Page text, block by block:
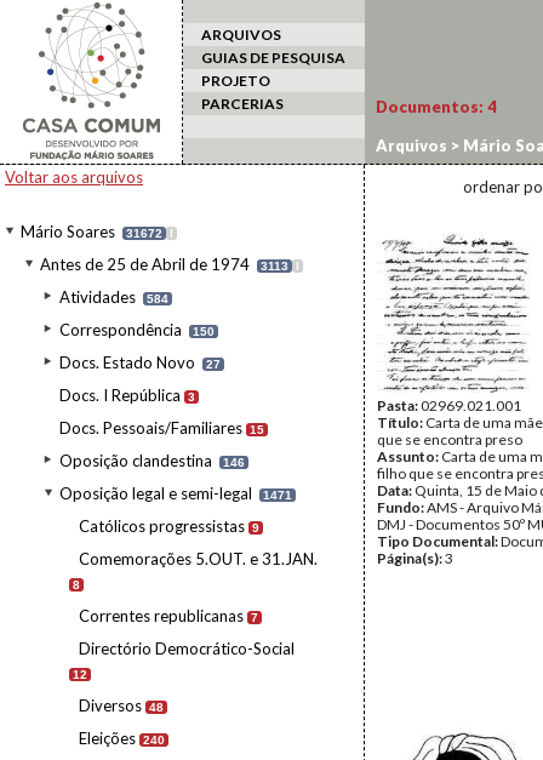
ARQUIVOS
GUIAS DE PESQUISA
PROJETO
PARCERIAS
Voltar aos arquivos
Mário Soares 31672 I
Antes de 25 de Abril de 1974 3113 I
Atividades 584
Correspondência 150
Docs. Estado Novo 27
Docs. I República 3
Docs. Pessoais/Familiares 15
Oposição clandestina 146
Oposição legal e semi-legal 1471
Católicos progressistas 9
Comemorações 5.OUT. e 31.JAN.
8
Correntes republicanas 7
Directório Democrático-Social
12
Diversos 48
Eleições 240
Documentos: 4
Arquivos > Mário
Correspondência
ordenar
Pasta:02969.021.001
Título: Carta de uma
que se encontra preso
Assunto: Carta de uma
filho que se encontra
Data: Quinta, 15 de Maio
Fundo:AMS - Arquivo
DMJ - Documentos 50º
Tipo Documental:
Página(s):3